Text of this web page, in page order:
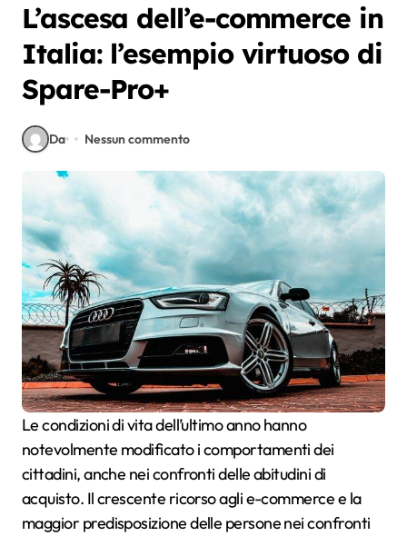
L’ascesa dell’e-commerce in
Italia: l’esempio virtuoso di
Spare-Pro+
Da Nessun commento
Le condizioni di vita dell’ultimo anno hanno
notevolmente modificato i comportamenti dei
cittadini, anche nei confronti delle abitudini di
acquisto. Il crescente ricorso agli e-commerce e la
maggior predisposizione delle persone nei confronti